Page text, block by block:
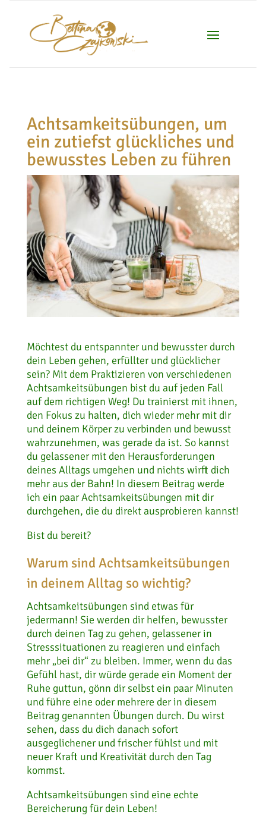
Achtsamkeitsübungen, um
ein zutiefst glückliches und
bewusstes Leben zu führen
Möchtest du entspannter und bewusster durch
dein Leben gehen, erfüllter und glücklicher
sein? Mit dem Praktizieren von verschiedenen
Achtsamkeitsübungen bist du auf jeden Fall
auf dem richtigen Weg! Du trainierst mit ihnen,
den Fokus zu halten, dich wieder mehr mit dir
und deinem Körper zu verbinden und bewusst
wahrzunehmen, was gerade da ist. So kannst
du gelassener mit den Herausforderungen
deines Alltags umgehen und nichts wirft dich
mehr aus der Bahn! In diesem Beitrag werde
ich ein paar Achtsamkeitsübungen mit dir
durchgehen, die du direkt ausprobieren kannst!
Bist du bereit?
Warum sind Achtsamkeitsübungen
in deinem Alltag so wichtig?
Achtsamkeitsübungen sind etwas für
jedermann! Sie werden dir helfen, bewusster
durch deinen Tag zu gehen, gelassener in
Stresssituationen zu reagieren und einfach
mehr „bei dir“ zu bleiben. Immer, wenn du das
Gefühl hast, dir würde gerade ein Moment der
Ruhe guttun, gönn dir selbst ein paar Minuten
und führe eine oder mehrere der in diesem
Beitrag genannten Übungen durch. Du wirst
sehen, dass du dich danach sofort
ausgeglichener und frischer fühlst und mit
neuer Kraft und Kreativität durch den Tag
kommst.
Achtsamkeitsübungen sind eine echte
Bereicherung für dein Leben!